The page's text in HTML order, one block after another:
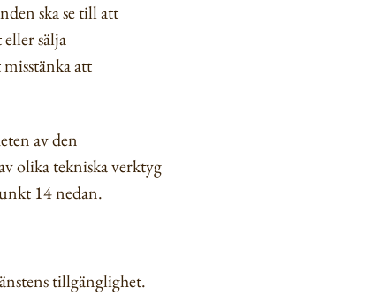
ska se till att
sälja
att
av den
olika tekniska verktyg
14 nedan.
tillgänglighet.